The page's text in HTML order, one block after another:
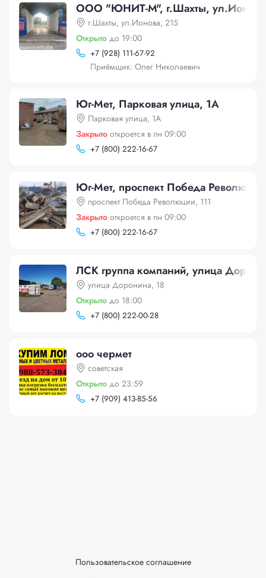
ООО "ЮНИТ-М", г.Шахты,
г.Шахты, ул.Ионова, 215
Открыто до 19:00
+7 (928) 111-67-92
Приёмщик: Олег Николаевич
Юг-Мет, Парковая улица, 1А
Парковая улица, 1А
Закрыто откроется в пн 09:00
+7 (800) 222-16-67
Юг-Мет, проспект Победа
проспект Победа Революции, 111
Закрыто откроется в пн 09:00
+7 (800) 222-16-67
ЛСК группа компаний, улица
улица Доронина, 18
Открыто до 18:00
+7 (800) 222-00-28
ооо чермет
советская
Открыто до 23:59
+7 (909) 413-85-56
Пользовательское соглашение